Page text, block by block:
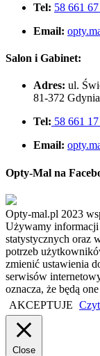
Tel: 58 661
Email:
Salon i Gabinet:
Adres: ul.
81-372 Gdynia
Tel: 58 661
Email:
Opty-Mal na
Opty-mal.pl 2023
Używamy informacji
statystycznych oraz
potrzeb
zmienić ustawienia
serwisów
oznacza, że będą
AKCEPTUJE
Close